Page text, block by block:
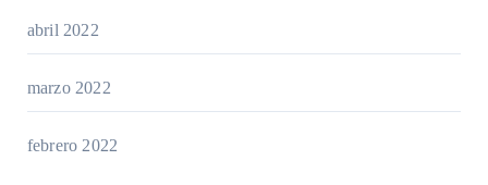
abril 2022
marzo 2022
febrero 2022